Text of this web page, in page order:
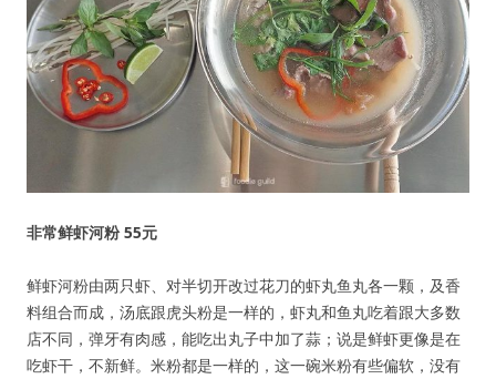
非常鲜虾河粉 55元
鲜虾河粉由两只虾、对半切开改过花刀的虾丸鱼丸各一颗，及香
料组合而成，汤底跟虎头粉是一样的，虾丸和鱼丸吃着跟大多数
店不同，弹牙有肉感，能吃出丸子中加了蒜；说是鲜虾更像是在
吃虾干，不新鲜。米粉都是一样的，这一碗米粉有些偏软，没有